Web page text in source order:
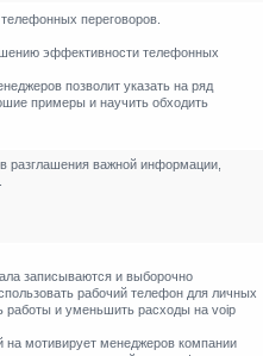
переговоров.
эффективности телефонных
позволит указать на ряд
примеры и научить обходить
разглашения важной информации,
записываются и выборочно
рабочий телефон для личных
работы и уменьшить расходы на voip
на мотивирует менеджеров компании